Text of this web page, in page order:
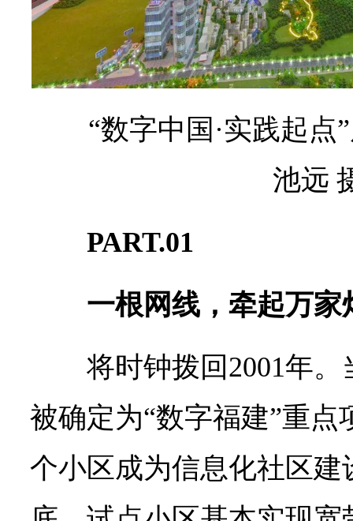
“数字中国·实践起点
池远
PART.01
一根网线，牵起万家
将时钟拨回2001年
被确定为“数字福建”重点
个小区成为信息化社区